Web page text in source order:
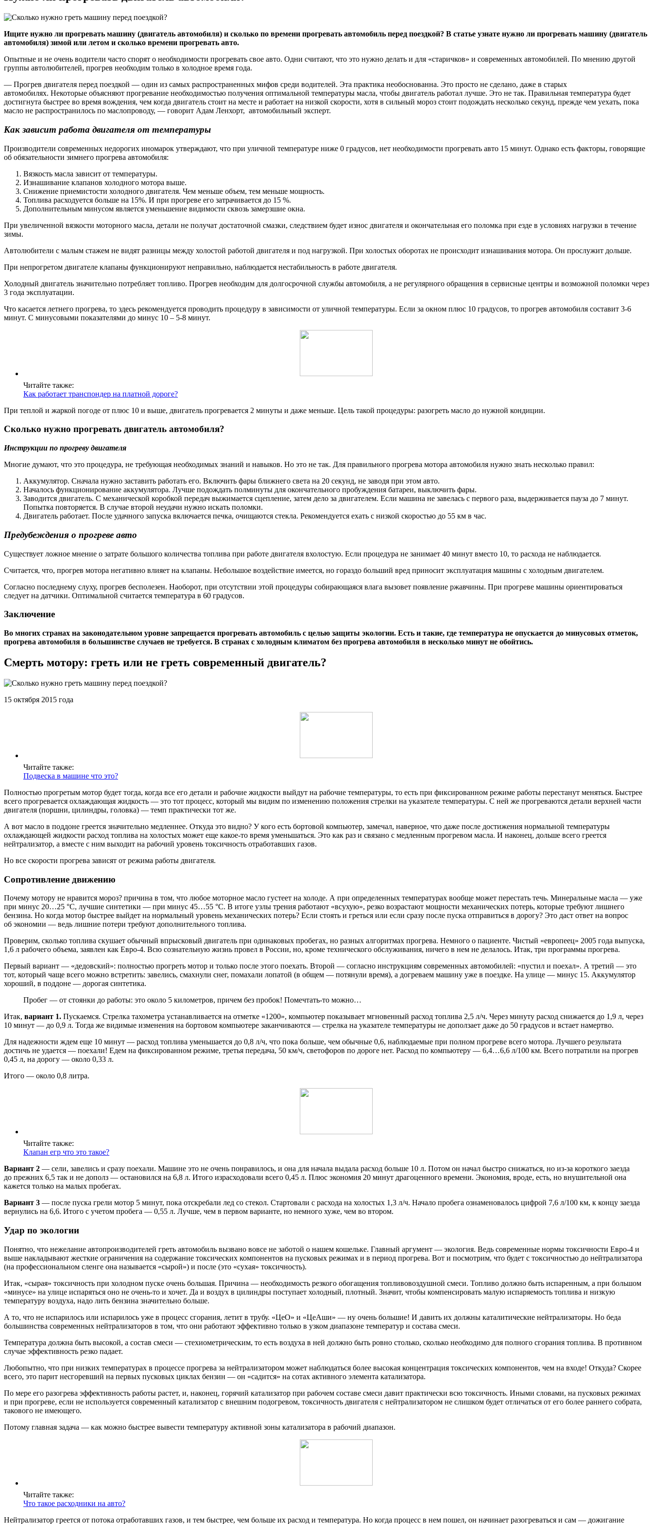
Ищите нужно ли прогревать машину (двигатель автомобиля) и сколько по времени прогревать автомобиль перед поездкой? В статье узнате нужно ли прогревать машину (двигатель
автомобиля) зимой или летом и сколько времени прогревать авто.
Опытные и не очень водители часто спорят о необходимости прогревать свое авто. Одни считают, что это нужно делать и для «старичков» и современных автомобилей. По мнению другой
группы автолюбителей, прогрев необходим только в холодное время года.
— Прогрев двигателя перед поездкой — один из самых распространенных мифов среди водителей. Эта практика необоснованна. Это просто не сделано, даже в старых
автомобилях. Некоторые объясняют прогревание необходимостью получения оптимальной температуры масла, чтобы двигатель работал лучше. Это не так. Правильная температура будет
достигнута быстрее во время вождения, чем когда двигатель стоит на месте и работает на низкой скорости, хотя в сильный мороз стоит подождать несколько секунд, прежде чем уехать, пока
масло не распространилось по маслопроводу, — говорит Адам Ленхорт, автомобильный эксперт.
Как зависит работа двигателя от температуры
Производители современных недорогих иномарок утверждают, что при уличной температуре ниже 0 градусов, нет необходимости прогревать авто 15 минут. Однако есть факторы, говорящие
об обязательности зимнего прогрева автомобиля:
Вязкость масла зависит от температуры.
Изнашивание клапанов холодного мотора выше.
Снижение приемистости холодного двигателя. Чем меньше объем, тем меньше мощность.
Топлива расходуется больше на 15%. И при прогреве его затрачивается до 15 %.
Дополнительным минусом является уменьшение видимости сквозь замерзшие окна.
При увеличенной вязкости моторного масла, детали не получат достаточной смазки, следствием будет износ двигателя и окончательная его поломка при езде в условиях нагрузки в течение
зимы.
Автолюбители с малым стажем не видят разницы между холостой работой двигателя и под нагрузкой. При холостых оборотах не происходит изнашивания мотора. Он прослужит дольше.
При непрогретом двигателе клапаны функционируют неправильно, наблюдается нестабильность в работе двигателя.
Холодный двигатель значительно потребляет топливо. Прогрев необходим для долгосрочной службы автомобиля, а не регулярного обращения в сервисные центры и возможной поломки через
3 года эксплуатации.
Что касается летнего прогрева, то здесь рекомендуется проводить процедуру в зависимости от уличной температуры. Если за окном плюс 10 градусов, то прогрев автомобиля составит 3-6
минут. С минусовыми показателями до минус 10 – 5-8 минут.
Читайте также:
Как работает транспондер на платной дороге?
При теплой и жаркой погоде от плюс 10 и выше, двигатель прогревается 2 минуты и даже меньше. Цель такой процедуры: разогреть масло до нужной кондиции.
Сколько нужно прогревать двигатель автомобиля?
Инструкции по прогреву двигателя
Многие думают, что это процедура, не требующая необходимых знаний и навыков. Но это не так. Для правильного прогрева мотора автомобиля нужно знать несколько правил:
Аккумулятор. Сначала нужно заставить работать его. Включить фары ближнего света на 20 секунд, не заводя при этом авто.
Началось функционирование аккумулятора. Лучше подождать полминуты для окончательного пробуждения батареи, выключить фары.
Заводится двигатель. С механической коробкой передач выжимается сцепление, затем дело за двигателем. Если машина не завелась с первого раза, выдерживается пауза до 7 минут.
Попытка повторяется. В случае второй неудачи нужно искать поломки.
Двигатель работает. После удачного запуска включается печка, очищаются стекла. Рекомендуется ехать с низкой скоростью до 55 км в час.
Предубеждения о прогреве авто
Существует ложное мнение о затрате большого количества топлива при работе двигателя вхолостую. Если процедура не занимает 40 минут вместо 10, то расхода не наблюдается.
Считается, что, прогрев мотора негативно влияет на клапаны. Небольшое воздействие имеется, но гораздо больший вред приносит эксплуатация машины с холодным двигателем.
Согласно последнему слуху, прогрев бесполезен. Наоборот, при отсутствии этой процедуры собирающаяся влага вызовет появление ржавчины. При прогреве машины ориентироваться
следует на датчики. Оптимальной считается температура в 60 градусов.
Заключение
Во многих странах на законодательном уровне запрещается прогревать автомобиль с целью защиты экологии. Есть и такие, где температура не опускается до минусовых отметок,
прогрева автомобиля в большинстве случаев не требуется. В странах с холодным климатом без прогрева автомобиля в несколько минут не обойтись.
Смерть мотору: греть или не греть современный двигатель?
15 октября 2015 года
Читайте также:
Подвеска в машине что это?
Полностью прогретым мотор будет тогда, когда все его детали и рабочие жидкости выйдут на рабочие температуры, то есть при фиксированном режиме работы перестанут меняться. Быстрее
всего прогревается охлаждающая жидкость — это тот процесс, который мы видим по изменению положения стрелки на указателе температуры. С ней же прогреваются детали верхней части
двигателя (поршни, цилиндры, головка) — темп практически тот же.
А вот масло в поддоне греется значительно медленнее. Откуда это видно? У кого есть бортовой компьютер, замечал, наверное, что даже после достижения нормальной температуры
охлаждающей жидкости расход топлива на холостых может еще какое-то время уменьшаться. Это как раз и связано с медленным прогревом масла. И наконец, дольше всего греется
нейтрализатор, а вместе с ним выходит на рабочий уровень токсичность отработавших газов.
Но все скорости прогрева зависят от режима работы двигателя.
Сопротивление движению
Почему мотору не нравится мороз? причина в том, что любое моторное масло густеет на холоде. А при определенных температурах вообще может перестать течь. Минеральные масла — уже
при минус 20…25 °С, лучшие синтетики — при минус 45…55 °С. В итоге узлы трения работают «всухую», резко возрастают мощности механических потерь, которые требуют лишнего
бензина. Но когда мотор быстрее выйдет на нормальный уровень механических потерь? Если стоять и греться или если сразу после пуска отправиться в дорогу? Это даст ответ на вопрос
об экономии — ведь лишние потери требуют дополнительного топлива.
Проверим, сколько топлива скушает обычный впрысковый двигатель при одинаковых пробегах, но разных алгоритмах прогрева. Немного о пациенте. Чистый «европеец» 2005 года выпуска,
1,6 л рабочего объема, заявлен как Евро-4. Всю сознательную жизнь провел в России, но, кроме технического обслуживания, ничего в нем не делалось. Итак, три программы прогрева.
Первый вариант — «дедовский»: полностью прогреть мотор и только после этого поехать. Второй — согласно инструкциям современных автомобилей: «пустил и поехал». А третий — это
тот, который чаще всего можно встретить: завелись, смахнули снег, помахали лопатой (в общем — потянули время), а догреваем машину уже в поездке. На улице — минус 15. Аккумулятор
хороший, в поддоне — дорогая синтетика.
Пробег — от стоянки до работы: это около 5 километров, причем без пробок! Помечтать-то можно…
Итак, вариант 1. Пускаемся. Стрелка тахометра устанавливается на отметке «1200», компьютер показывает мгновенный расход топлива 2,5 л/ч. Через минуту расход снижается до 1,9 л, через
10 минут — до 0,9 л. Тогда же видимые изменения на бортовом компьютере заканчиваются — стрелка на указателе температуры не доползает даже до 50 градусов и встает намертво.
Для надежности ждем еще 10 минут — расход топлива уменьшается до 0,8 л/ч, что пока больше, чем обычные 0,6, наблюдаемые при полном прогреве всего мотора. Лучшего результата
достичь не удается — поехали! Едем на фиксированном режиме, третья передача, 50 км/ч, светофоров по дороге нет. Расход по компьютеру — 6,4…6,6 л/100 км. Всего потратили на прогрев
0,45 л, на дорогу — около 0,33 л.
Итого — около 0,8 литра.
Читайте также:
Клапан егр что это такое?
Вариант 2 — сели, завелись и сразу поехали. Машине это не очень понравилось, и она для начала выдала расход больше 10 л. Потом он начал быстро снижаться, но из-за короткого заезда
до прежних 6,5 так и не дополз — остановился на 6,8 л. Итого израсходовали всего 0,45 л. Плюс экономия 20 минут драгоценного времени. Экономия, вроде, есть, но внушительной она
кажется только на малых пробегах.
Вариант 3 — после пуска грели мотор 5 минут, пока отскребали лед со стекол. Стартовали с расхода на холостых 1,3 л/ч. Начало пробега ознаменовалось цифрой 7,6 л/100 км, к концу заезда
вернулись на 6,6. Итого с учетом пробега — 0,55 л. Лучше, чем в первом варианте, но немного хуже, чем во втором.
Удар по экологии
Понятно, что нежелание автопроизводителей греть автомобиль вызвано вовсе не заботой о нашем кошельке. Главный аргумент — экология. Ведь современные нормы токсичности Евро-4 и
выше накладывают жесткие ограничения на содержание токсических компонентов на пусковых режимах и в период прогрева. Вот и посмотрим, что будет с токсичностью до нейтрализатора
(на профессиональном сленге она называется «сырой») и после (это «сухая» токсичность).
Итак, «сырая» токсичность при холодном пуске очень большая. Причина — необходимость резкого обогащения топливовоздушной смеси. Топливо должно быть испаренным, а при большом
«минусе» на улице испаряться оно не очень-то и хочет. Да и воздух в цилиндры поступает холодный, плотный. Значит, чтобы компенсировать малую испаряемость топлива и низкую
температуру воздуха, надо лить бензина значительно больше.
А то, что не испарилось или испарилось уже в процесс сгорания, летит в трубу. «ЦеО» и «ЦеАши» — ну очень большие! И давить их должны каталитические нейтрализаторы. Но беда
большинства современных нейтрализаторов в том, что они работают эффективно только в узком диапазоне температур и состава смеси.
Температура должна быть высокой, а состав смеси — стехиометрическим, то есть воздуха в ней должно быть ровно столько, сколько необходимо для полного сгорания топлива. В противном
случае эффективность резко падает.
Любопытно, что при низких температурах в процессе прогрева за нейтрализатором может наблюдаться более высокая концентрация токсических компонентов, чем на входе! Откуда? Скорее
всего, это парит несгоревший на первых пусковых циклах бензин — он «садится» на сотах активного элемента катализатора.
По мере его разогрева эффективность работы растет, и, наконец, горячий катализатор при рабочем составе смеси давит практически всю токсичность. Иными словами, на пусковых режимах
и при прогреве, если не используется современный катализатор с внешним подогревом, токсичность двигателя с нейтрализатором не слишком будет отличаться от его более раннего собрата,
такового не имеющего.
Потому главная задача — как можно быстрее вывести температуру активной зоны катализатора в рабочий диапазон.
Читайте также:
Что такое расходники на авто?
Нейтрализатор греется от потока отработавших газов, и тем быстрее, чем больше их расход и температура. Но когда процесс в нем пошел, он начинает разогреваться и сам — дожигание